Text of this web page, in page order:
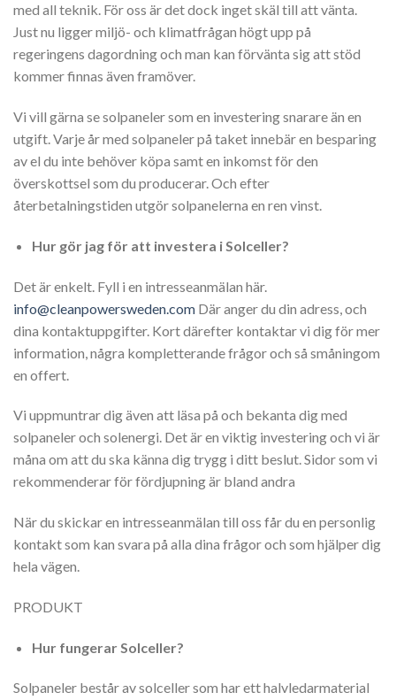
med all teknik. För oss är det dock inget skäl till att vänta.
Just nu ligger miljö- och klimatfrågan högt upp på
regeringens dagordning och man kan förvänta sig att stöd
kommer finnas även framöver.
Vi vill gärna se solpaneler som en investering snarare än en
utgift. Varje år med solpaneler på taket innebär en besparing
av el du inte behöver köpa samt en inkomst för den
överskottsel som du producerar. Och efter
återbetalningstiden utgör solpanelerna en ren vinst.
Hur gör jag för att investera i Solceller?
Det är enkelt. Fyll i en intresseanmälan här.
info@cleanpowersweden.com Där anger du din adress, och
dina kontaktuppgifter. Kort därefter kontaktar vi dig för mer
information, några kompletterande frågor och så småningom
en offert.
Vi uppmuntrar dig även att läsa på och bekanta dig med
solpaneler och solenergi. Det är en viktig investering och vi är
måna om att du ska känna dig trygg i ditt beslut. Sidor som vi
rekommenderar för fördjupning är bland andra
När du skickar en intresseanmälan till oss får du en personlig
kontakt som kan svara på alla dina frågor och som hjälper dig
hela vägen.
PRODUKT
Hur fungerar Solceller?
Solpaneler består av solceller som har ett halvledarmaterial